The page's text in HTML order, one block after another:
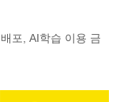
포, AI학습 이용 금